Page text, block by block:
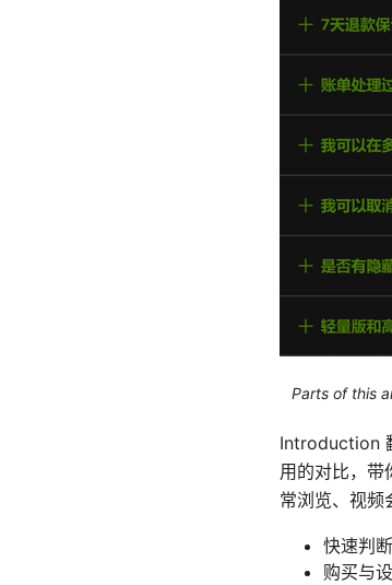
Parts of this
Introduction
用的对比，带
常浏览、视频
快速判
购买与